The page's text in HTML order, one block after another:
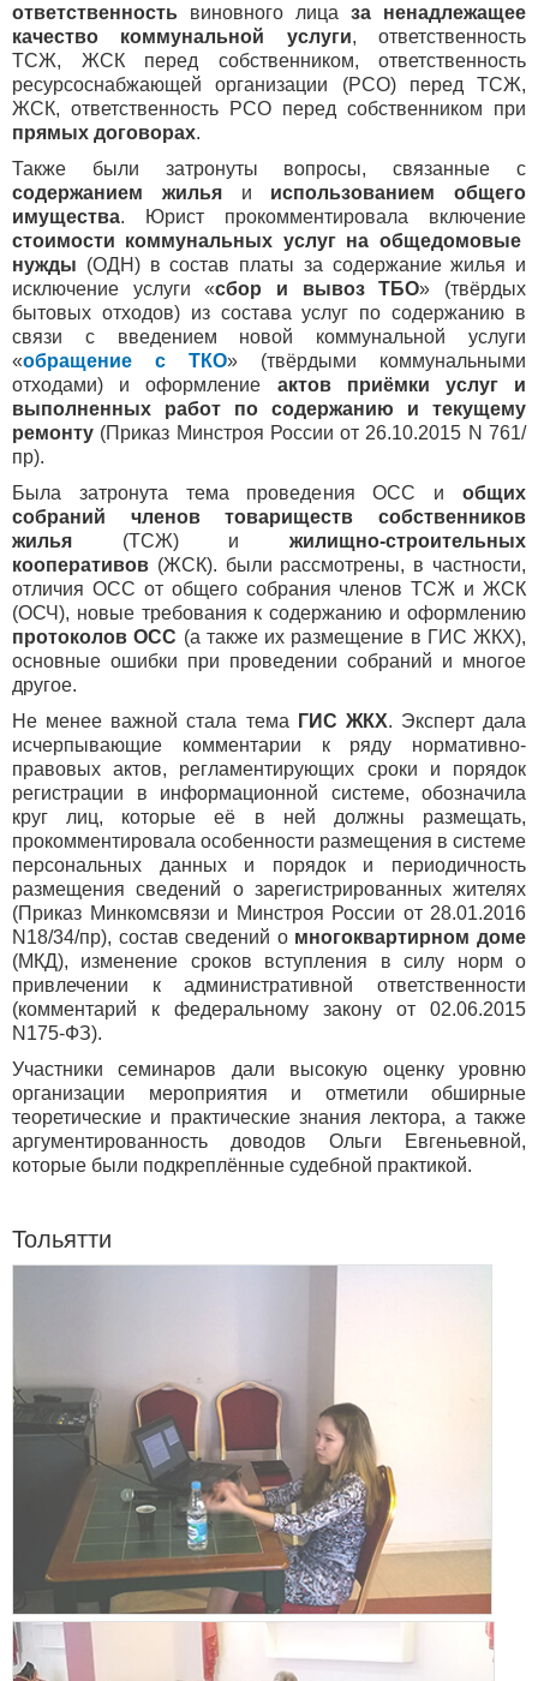
ответственность виновного лица за ненадлежащее
качество коммунальной услуги, ответственность
ТСЖ, ЖСК перед собственником, ответственность
ресурсоснабжающей организации (РСО) перед ТСЖ,
ЖСК, ответственность РСО перед собственником при
прямых договорах.
Также были затронуты вопросы, связанные с
содержанием жильяи использованием общего
имущества. Юрист прокомментировала включение
стоимости коммунальных услуг на общедомовые
нужды (ОДН) в состав платы за содержание жилья и
исключение услуги «сбор и вывоз ТБО» (твёрдых
бытовых отходов) из состава услуг по содержанию в
связи с введением новой коммунальной услуги
«обращение с ТКО» (твёрдыми коммунальными
отходами) и оформление актов приёмки услуг и
выполненных работ по содержанию и текущему
ремонту (Приказ Минстроя России от 26.10.2015 N 761/
пр).
Была затронута тема проведения
ОСС иобщих
собраний членов товариществ собственников
жилья (ТСЖ) и жилищно-строительных
кооперативов (ЖСК). были рассмотрены, в частности,
отличия ОСС от общего собрания членов ТСЖ и ЖСК
(ОСЧ), новые требования к содержанию и оформлению
протоколов ОСС (а также их размещение в ГИС ЖКХ),
основные ошибки при проведении собраний и многое
другое.
Не менее важной стала тема
ГИС ЖКХ. Эксперт дала
исчерпывающие комментарии к ряду нормативно-
правовых актов, регламентирующих сроки и порядок
регистрации в информационной системе, обозначила
круг лиц, которые её в ней должны размещать,
прокомментировала особенности размещения в системе
персональных данных и порядок и периодичность
размещения сведений о зарегистрированных жителях
(Приказ Минкомсвязи и Минстроя России от 28.01.2016
N18/34/пр), состав сведений о многоквартирном доме
(МКД), изменение сроков вступления в силу норм о
привлечении к административной ответственности
(комментарий к федеральному закону от 02.06.2015
N175‐ФЗ).
Участники семинаров дали высокую оценку уровню
организации мероприятия и отметили обширные
теоретические и практические знания лектора, а также
аргументированность доводов Ольги Евгеньевной,
которые были подкреплённые судебной практикой.
Тольятти